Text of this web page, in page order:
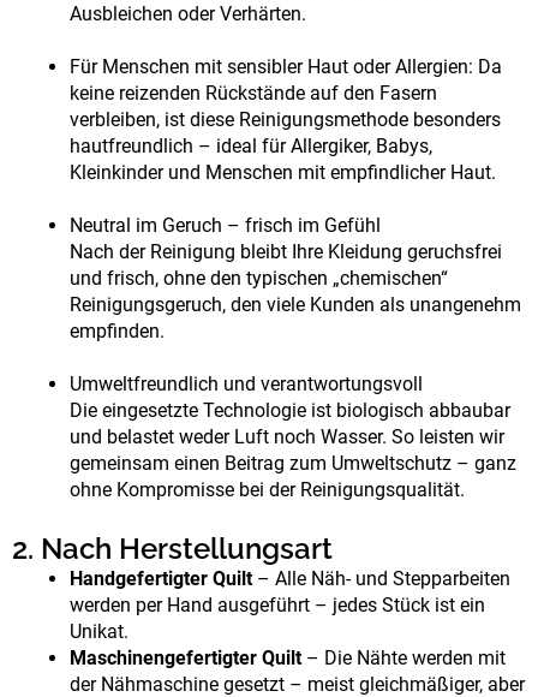
Ausbleichen oder Verhärten.
Für Menschen mit sensibler Haut oder Allergien: Da
keine reizenden Rückstände auf den Fasern
verbleiben, ist diese Reinigungsmethode besonders
hautfreundlich – ideal für Allergiker, Babys,
Kleinkinder und Menschen mit empfindlicher Haut.
Neutral im Geruch – frisch im Gefühl
Nach der Reinigung bleibt Ihre Kleidung geruchsfrei
und frisch, ohne den typischen „chemischen“
Reinigungsgeruch, den viele Kunden als unangenehm
empfinden.
Umweltfreundlich und verantwortungsvoll
Die eingesetzte Technologie ist biologisch abbaubar
und belastet weder Luft noch Wasser. So leisten wir
gemeinsam einen Beitrag zum Umweltschutz – ganz
ohne Kompromisse bei der Reinigungsqualität.
2. Nach Herstellungsart
Handgefertigter Quilt– Alle Näh- und Stepparbeiten
werden per Hand ausgeführt – jedes Stück ist ein
Unikat.
Maschinengefertigter Quilt– Die Nähte werden mit
der Nähmaschine gesetzt – meist gleichmäßiger, aber